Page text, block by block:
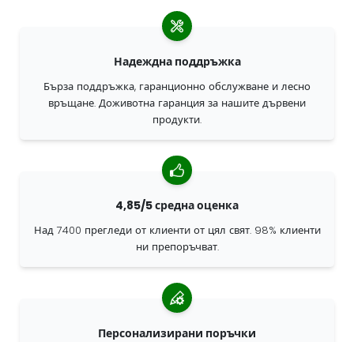
Надеждна поддръжка
Бърза поддръжка, гаранционно обслужване и лесно
връщане. Доживотна гаранция за нашите дървени
продукти.
4,85/5 средна оценка
Над 7400 прегледи от клиенти от цял свят. 98% клиенти
ни препоръчват.
Персонализирани поръчки